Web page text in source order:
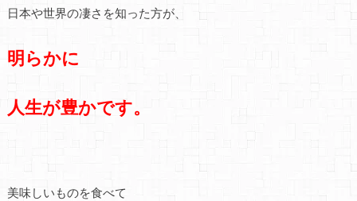
日本や世界の凄さを知った方が、
明らかに
人生が豊かです。
美味しいものを食べて